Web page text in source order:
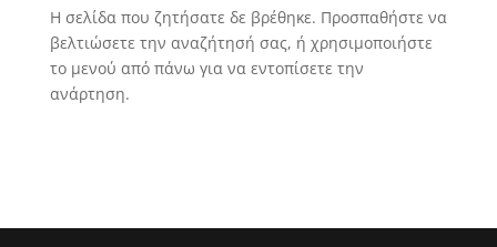
Η σελίδα που ζητήσατε δε βρέθηκε. Προσπαθήστε να
βελτιώσετε την αναζήτησή σας, ή χρησιμοποιήστε
το μενού από πάνω για να εντοπίσετε την
ανάρτηση.